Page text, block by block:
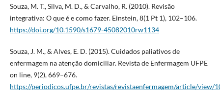
Souza, M. T., Silva, M. D., & Carvalho, R. (2010). Revisão
integrativa: O que é e como fazer. Einstein, 8(1 Pt 1), 102–106.
https://doi.org/10.1590/s1679-45082010rw1134
Souza, J. M., & Alves, E. D. (2015). Cuidados paliativos de
enfermagem na atenção domiciliar. Revista de Enfermagem UFPE
on line, 9(2), 669–676.
https://periodicos.ufpe.br/revistas/revistaenfermagem/article/view/